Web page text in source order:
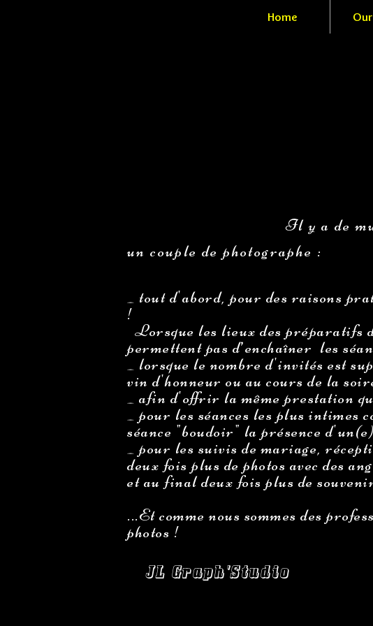
Home
Il y a de
un couple de photographe :
_ tout d'abord, pour des raisons
!
Lorsque les lieux des préparatifs
permettent pas d’enchaîner les
_ lorsque le nombre d'invités est
vin d'honneur ou au cours de la
_ afin d'offrir la même prestation
_ pour les séances les plus intimes
séance "boudoir" la présence
_ pour les suivis de mariage,
deux fois plus de photos avec des
et au final deux fois plus de
...Et comme nous sommes des
photos !
JL Graph'Studio